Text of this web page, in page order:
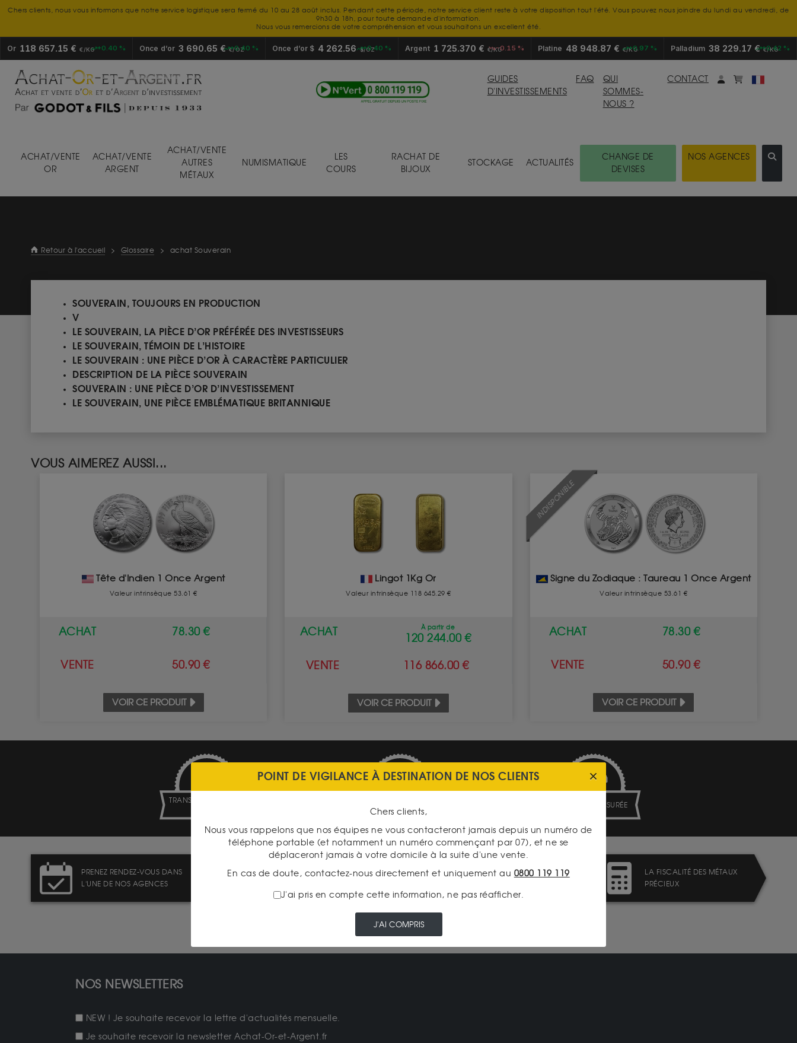
Chers clients, nous vous informons que notre service logistique sera fermé du 10 au 28 août inclus. Pendant cette période, notre service client reste à votre disposition tout l'été. Vous pouvez nous joindre du lundi au vendredi, de
9h30 à 18h, pour toute demande d'information.
Nous vous remercions de votre compréhension et vous souhaitons un excellent été.
Or 118 657.15 € €/KG +0.40 % Once d’or 3 690.65 €€/OZ
+0.40 % Once d’or $ 4 262.56$/OZ
+0.40 % Argent 1 725.370 € €/KG-0.15 % Platine 48 948.87 € €/KG+0.97 % Palladium 38 229.17 €€/KG
+0.42 %
GUIDES
D'INVESTISSEMENTS
FAQ
QUI
SOMMES-
NOUS ?
CONTACT Mon compte
monpanier
ACHAT/VENTE
OR
ACHAT/VENTE
ARGENT
ACHAT/VENTE
AUTRES
MÉTAUX
NUMISMATIQUE
LES
COURS
RACHAT DE
BIJOUX
STOCKAGE ACTUALITÉS
CHANGE DE
DEVISES
NOS AGENCES
Retour à l'accueil > Glossaire > achat Souverain
SOUVERAIN, TOUJOURS EN PRODUCTION
V
LE SOUVERAIN, LA PIÈCE D’OR PRÉFÉRÉE DES INVESTISSEURS
LE SOUVERAIN, TÉMOIN DE L’HISTOIRE
LE SOUVERAIN : UNE PIÈCE D’OR À CARACTÈRE PARTICULIER
DESCRIPTION DE LA PIÈCE SOUVERAIN
SOUVERAIN : UNE PIÈCE D’OR D’INVESTISSEMENT
LE SOUVERAIN, UNE PIÈCE EMBLÉMATIQUE BRITANNIQUE
VOUS AIMEREZ AUSSI...
Tête d'Indien 1 Once Argent
Valeur intrinsèque 53.61 €
ACHAT 78.30 €
VENTE 50.90 €
VOIR CE PRODUIT
Lingot 1Kg Or
Valeur intrinsèque 118 645.29 €
ACHAT À partir de
120 244.00 €
VENTE 116 866.00 €
VOIR CE PRODUIT
INDISPONIBLE
Signe du Zodiaque : Taureau 1 Once Argent
Valeur intrinsèque 53.61 €
ACHAT 78.30 €
VENTE 50.90 €
VOIR CE PRODUIT
TRANSPARENCE DES
LIVRAISON ASSURÉE
PRENEZ RENDEZ-VOUS DANS
L'UNE DE NOS AGENCES
COMMENT ACHETER SUR LE
LA FISCALITÉ DES MÉTAUX
PRÉCIEUX
NOS NEWSLETTERS
NEW ! Je souhaite recevoir la lettre d'actualités mensuelle.
Je souhaite recevoir la newsletter Achat-Or-et-Argent.fr
POINT DE VIGILANCE À DESTINATION DE NOS CLIENTS
Chers clients,
Nous vous rappelons que nos équipes ne vous contacteront jamais depuis un numéro de
téléphone portable (et notamment un numéro commençant par 07), et ne se
déplaceront jamais à votre domicile à la suite d'une vente.
En cas de doute, contactez-nous directement et uniquement au 0800 119 119
J'ai pris en compte cette information, ne pas réafficher.
J'AI COMPRIS